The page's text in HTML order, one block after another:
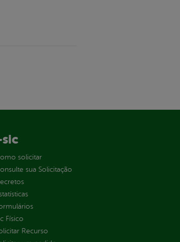
sic
solicitar
sua Solicitação
Físico
Recurso